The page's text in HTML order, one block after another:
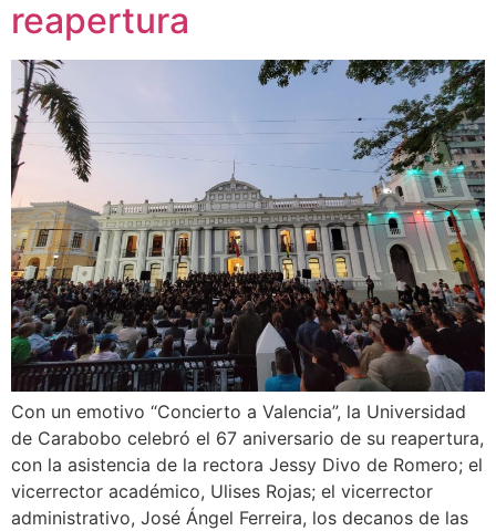
reapertura
Con un emotivo “Concierto a Valencia”, la Universidad
de Carabobo celebró el 67 aniversario de su reapertura,
con la asistencia de la rectora Jessy Divo de Romero; el
vicerrector académico, Ulises Rojas; el vicerrector
administrativo, José Ángel Ferreira, los decanos de las